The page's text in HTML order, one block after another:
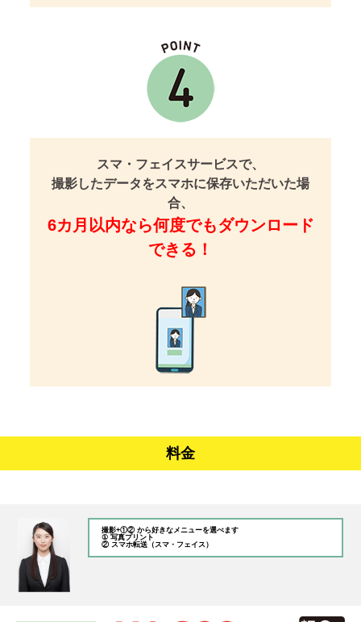
スマ・フェイスサービスで、
撮影したデータをスマホに保存いただいた場
合、
6カ月以内なら何度でもダウンロード
できる！
料金
撮影+①② から好きなメニューを選べます
① 写真プリント
② スマホ転送（スマ・フェイス）